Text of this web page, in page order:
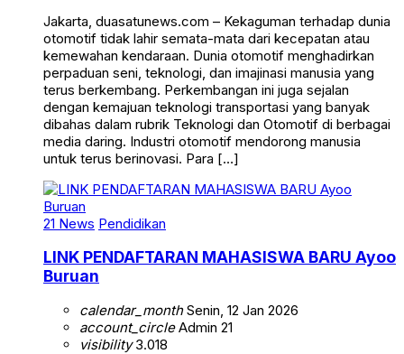
Jakarta, duasatunews.com – Kekaguman terhadap dunia
otomotif tidak lahir semata-mata dari kecepatan atau
kemewahan kendaraan. Dunia otomotif menghadirkan
perpaduan seni, teknologi, dan imajinasi manusia yang
terus berkembang. Perkembangan ini juga sejalan
dengan kemajuan teknologi transportasi yang banyak
dibahas dalam rubrik Teknologi dan Otomotif di berbagai
media daring. Industri otomotif mendorong manusia
untuk terus berinovasi. Para […]
21 News Pendidikan
LINK PENDAFTARAN MAHASISWA BARU Ayoo
Buruan
calendar_monthSenin, 12 Jan 2026
account_circleAdmin 21
visibility3.018